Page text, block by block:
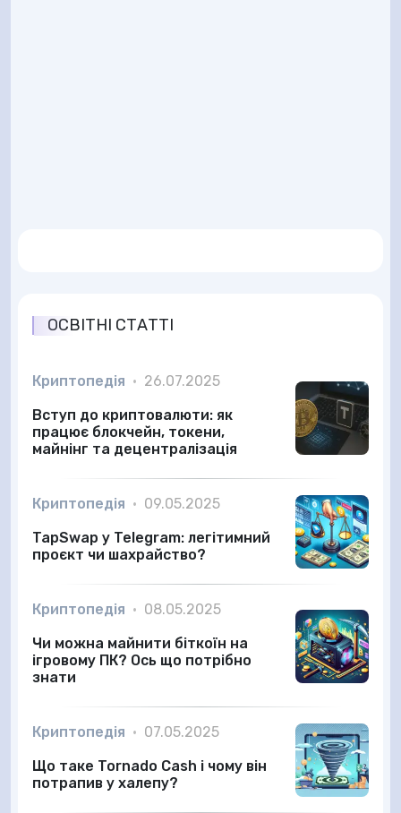
ОСВІТНІ СТАТТІ
Криптопедія • 26.07.2025
Вступ до криптовалюти: як
працює блокчейн, токени,
майнінг та децентралізація
Криптопедія • 09.05.2025
TapSwap у Telegram: легітимний
проєкт чи шахрайство?
Криптопедія • 08.05.2025
Чи можна майнити біткоїн на
ігровому ПК? Ось що потрібно
знати
Криптопедія • 07.05.2025
Що таке Tornado Cash і чому він
потрапив у халепу?